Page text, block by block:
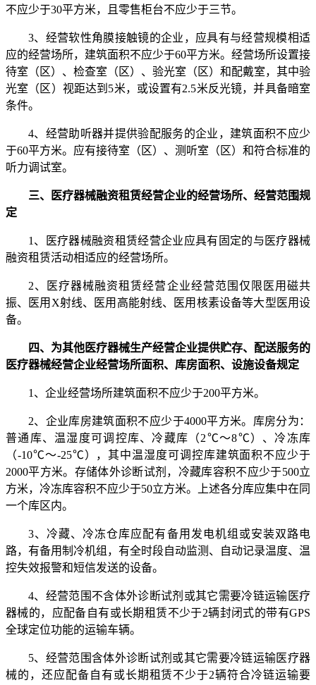
不应少于30平方米，且零售柜台不应少于三节。
3、经营软性角膜接触镜的企业，应具有与经营规模相适
应的经营场所，建筑面积不应少于60平方米。经营场所设置接
待室（区）、检查室（区）、验光室（区）和配戴室，其中验
光室（区）视距达到5米，或设置有2.5米反光镜，并具备暗室
条件。
4、经营助听器并提供验配服务的企业，建筑面积不应少
于60平方米。应有接待室（区）、测听室（区）和符合标准的
听力调试室。
三、医疗器械融资租赁经营企业的经营场所、经营范围规
定
1、医疗器械融资租赁经营企业应具有固定的与医疗器械
融资租赁活动相适应的经营场所。
2、医疗器械融资租赁经营企业经营范围仅限医用磁共
振、医用X射线、医用高能射线、医用核素设备等大型医用设
备。
四、为其他医疗器械生产经营企业提供贮存、配送服务的
医疗器械经营企业经营场所面积、库房面积、设施设备规定
1、企业经营场所建筑面积不应少于200平方米。
2、企业库房建筑面积不应少于4000平方米。库房分为：
普通库、温湿度可调控库、冷藏库（2℃～8℃）、冷冻库
（-10℃～-25℃），其中温湿度可调控库建筑面积不应少于
2000平方米。存储体外诊断试剂，冷藏库容积不应少于500立
方米，冷冻库容积不应少于50立方米。上述各分库应集中在同
一个库区内。
3、冷藏、冷冻仓库应配有备用发电机组或安装双路电
路，有备用制冷机组，有全时段自动监测、自动记录温度、温
控失效报警和短信发送的设备。
4、经营范围不含体外诊断试剂或其它需要冷链运输医疗
器械的，应配备自有或长期租赁不少于2辆封闭式的带有GPS
全球定位功能的运输车辆。
5、经营范围含体外诊断试剂或其它需要冷链运输医疗器
械的，还应配备自有或长期租赁不少于2辆符合冷链运输要